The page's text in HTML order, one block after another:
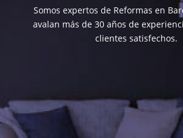
Somos expertos de Reformas en
avalan más de 30 años de
clientes satisfechos.